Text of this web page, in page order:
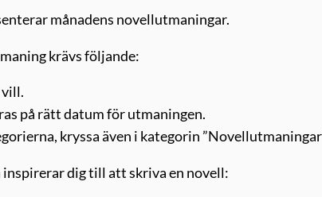
månadens novellutmaningar.
krävs följande:
på rätt datum för utmaningen.
kryssa även i kategorin
inspirerar dig till att skriva en novell: